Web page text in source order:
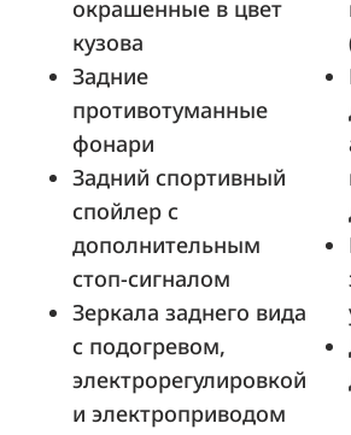
АвтоГЕРМЕС (ш.
Москва, ш. Энтузиастов, д.
Сапфир
Калининград, ул. Аллея
200Б
СИМ-Ярославль
окрашенные в цвет
кузова
Задние
противотуманные
фонари
Задний спортивный
спойлер с
дополнительным
стоп-сигналом
Зеркала заднего вида
с подогревом,
электрорегулировкой
и электроприводом